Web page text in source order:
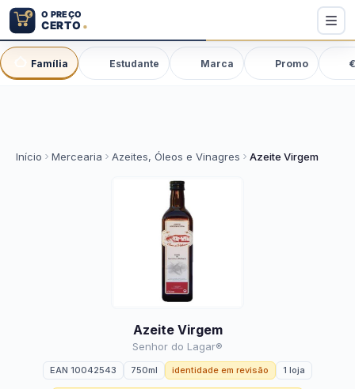
Família Estudante Marca Promo
Início Mercearia Azeites, Óleos e Vinagres Azeite Virgem
Azeite Virgem
Senhor do Lagar®
EAN 10042543 750ml identidade em revisão 1 loja